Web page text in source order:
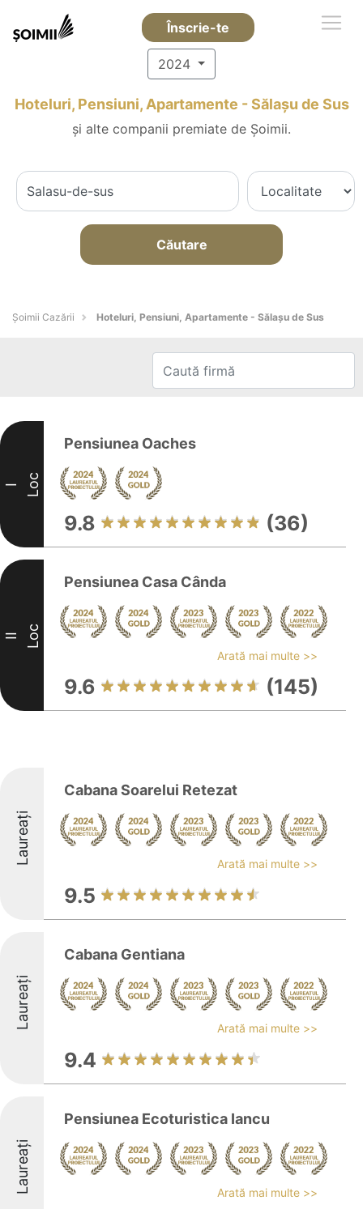
Înscrie-te
2024
Hoteluri, Pensiuni, Apartamente - Sălaşu de Sus
și alte companii premiate de Șoimii.
Căutare
Șoimii Cazării Hoteluri, Pensiuni, Apartamente - Sălaşu de Sus
I Loc
Pensiunea Oaches
9.8 (36)
II Loc
Pensiunea Casa Cânda
Arată mai multe >>
9.6 (145)
Laureați
Cabana Soarelui Retezat
Arată mai multe >>
9.5
Laureați
Cabana Gentiana
Arată mai multe >>
9.4
Laureați
Pensiunea Ecoturistica Iancu
Arată mai multe >>